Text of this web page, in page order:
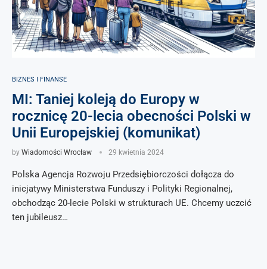
BIZNES I FINANSE
MI: Taniej koleją do Europy w
rocznicę 20-lecia obecności Polski w
Unii Europejskiej (komunikat)
by Wiadomości Wrocław 29 kwietnia 2024
Polska Agencja Rozwoju Przedsiębiorczości dołącza do
inicjatywy Ministerstwa Funduszy i Polityki Regionalnej,
obchodząc 20-lecie Polski w strukturach UE. Chcemy uczcić
ten jubileusz…